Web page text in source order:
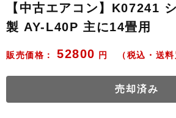
【中古エアコン】K07241
製 AY-L40P 主に14畳用
販売価格： 52800 円 （税込・送料
売却済み